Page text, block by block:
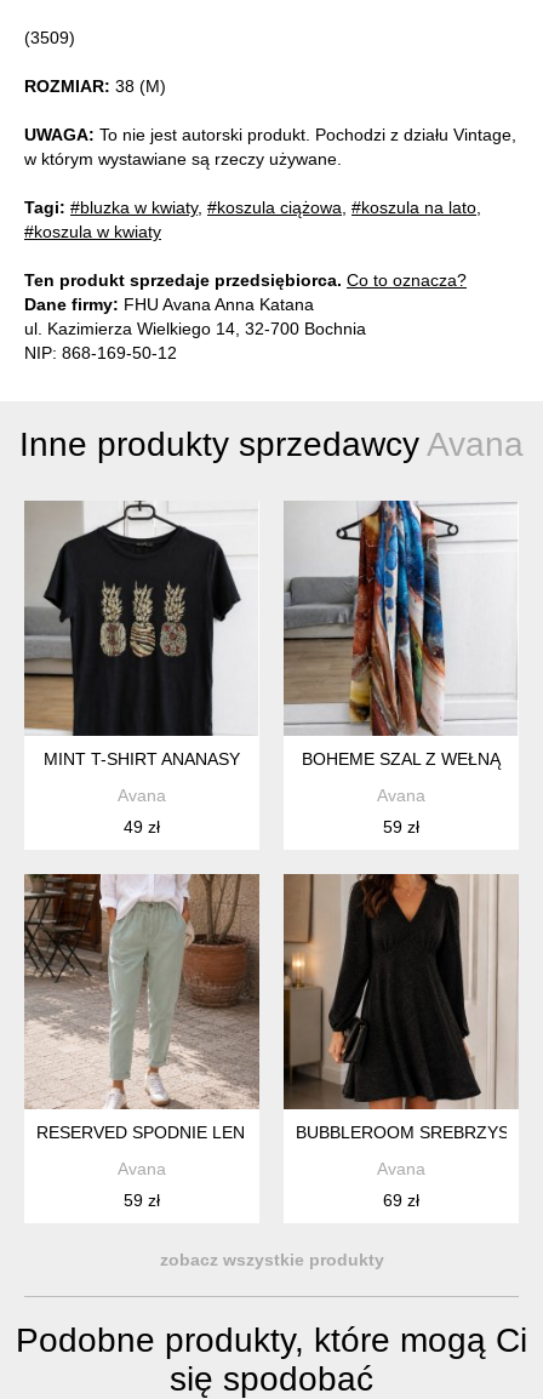
(3509)
ROZMIAR: 38 (M)
UWAGA: To nie jest autorski produkt. Pochodzi z działu Vintage,
w którym wystawiane są rzeczy używane.
Tagi: #bluzka w kwiaty, #koszula ciążowa #koszula na lato
#koszula w kwiaty
Ten produkt sprzedaje przedsiębiorca. Co to oznacza?
Dane firmy: FHU Avana Anna Katana
ul. Kazimierza Wielkiego 14, 32-700 Bochnia
NIP: 868-169-50-12
Inne produkty sprzedawcy Avana
MINT T-SHIRT ANANASY
Avana
49 zł
BOHEME SZAL Z WEŁNĄ
Avana
59 zł
RESERVED SPODNIE LEN BAWEŁNA
Avana
59 zł
BUBBLEROOM SREBRZYSTA
Avana
69 zł
zobacz wszystkie produkty
Podobne produkty, które mogą Ci
się spodobać